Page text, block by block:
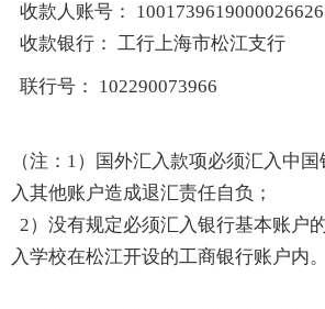
收款人账号： 1001739619000026626
收款银行： 工行上海市松江支行
联行号： 102290073966
（注：1）国外汇入款项必须汇入中
入其他账户造成退汇责任自负；
2）没有规定必须汇入银行基本账户
入学校在松江开设的工商银行账户内。